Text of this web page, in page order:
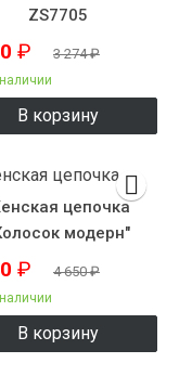
ZS7705
₽ 3 274₽
В корзину
цепочка
модерн"
₽ 4 650₽
В корзину